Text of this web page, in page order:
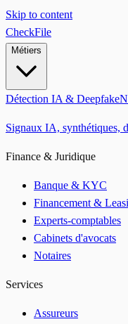
Skip to content
CheckFile
Métiers
Détection IA & Deepfake
Signaux IA, synthétiques,
Finance & Juridique
Banque & KYC
Financement &
Experts-comptables
Cabinets d'avocats
Notaires
Services
Assureurs